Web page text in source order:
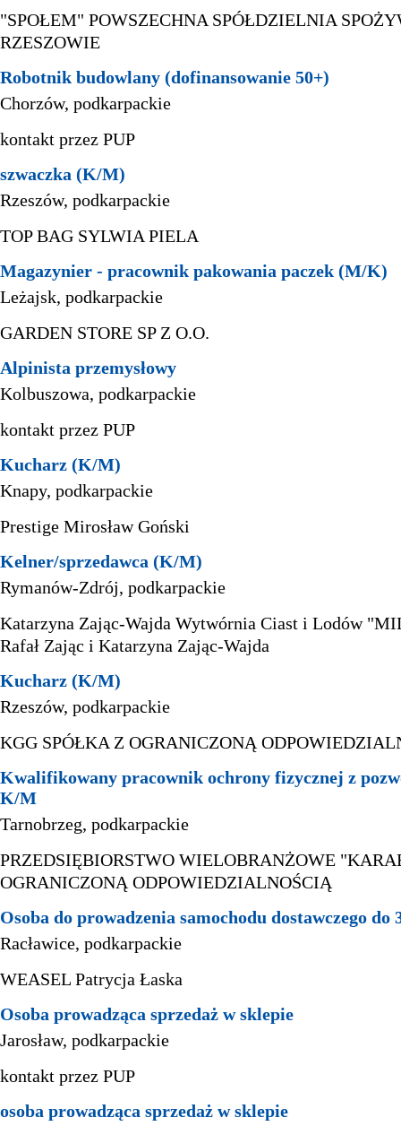
"SPOŁEM" POWSZECHNA SPÓŁDZIELNIA
RZESZOWIE
Robotnik budowlany (dofinansowanie 50+)
Chorzów, podkarpackie
kontakt przez PUP
szwaczka (K/M)
Rzeszów, podkarpackie
TOP BAG SYLWIA PIELA
Magazynier - pracownik pakowania paczek (M/K)
Leżajsk, podkarpackie
GARDEN STORE SP Z O.O.
Alpinista przemysłowy
Kolbuszowa, podkarpackie
kontakt przez PUP
Kucharz (K/M)
Knapy, podkarpackie
Prestige Mirosław Goński
Kelner/sprzedawca (K/M)
Rymanów-Zdrój, podkarpackie
Katarzyna Zając-Wajda Wytwórnia Ciast i Lodów
Rafał Zając i Katarzyna Zając-Wajda
Kucharz (K/M)
Rzeszów, podkarpackie
KGG SPÓŁKA Z OGRANICZONĄ
Kwalifikowany pracownik ochrony fizycznej z
K/M
Tarnobrzeg, podkarpackie
PRZEDSIĘBIORSTWO WIELOBRANŻOWE
OGRANICZONĄ ODPOWIEDZIALNOŚCIĄ
Osoba do prowadzenia samochodu dostawczego do
Racławice, podkarpackie
WEASEL Patrycja Łaska
Osoba prowadząca sprzedaż w sklepie
Jarosław, podkarpackie
kontakt przez PUP
osoba prowadząca sprzedaż w sklepie